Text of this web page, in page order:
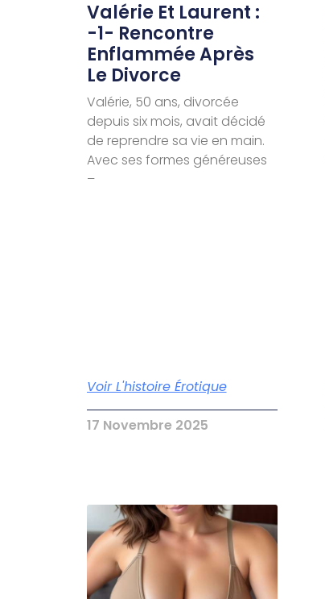
Valérie Et Laurent :
-1- Rencontre
Enflammée Après
Le Divorce
Valérie, 50 ans, divorcée
depuis six mois, avait décidé
de reprendre sa vie en main.
Avec ses formes généreuses
–
Voir L'histoire Érotique
17 Novembre 2025